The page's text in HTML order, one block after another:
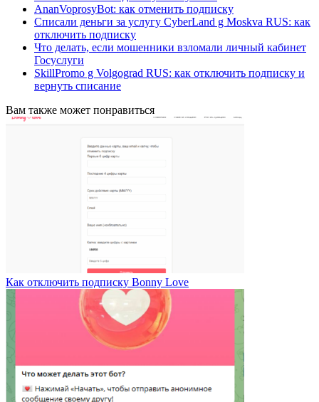
AnanVoprosyBot: как отменить подписку
Списали деньги за услугу CyberLand g Moskva RUS: как
отключить подписку
Что делать, если мошенники взломали личный кабинет
Госуслуги
SkillPromo g Volgograd RUS: как отключить подписку и
вернуть списание
Вам также может понравиться
Как отключить подписку Bonny Love